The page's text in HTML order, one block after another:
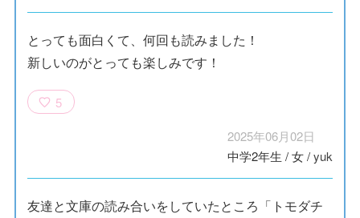
とっても面白くて、何回も読みました！
新しいのがとっても楽しみです！
5
2025年06月02日
中学2年生 /女/yuk
友達と文庫の読み合いをしていたところ「トモダチ